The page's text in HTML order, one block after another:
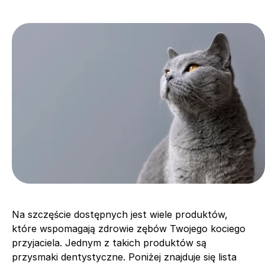
Na szczęście dostępnych jest wiele produktów,
które wspomagają zdrowie zębów Twojego kociego
przyjaciela. Jednym z takich produktów są
przysmaki dentystyczne. Poniżej znajduje się lista